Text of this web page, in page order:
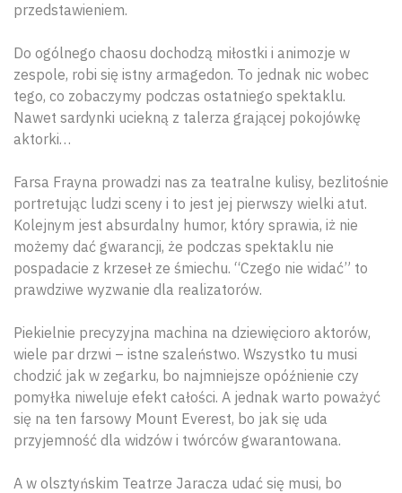
przedstawieniem.
Do ogólnego chaosu dochodzą miłostki i animozje w
zespole, robi się istny armagedon. To jednak nic wobec
tego, co zobaczymy podczas ostatniego spektaklu.
Nawet sardynki uciekną z talerza grającej pokojówkę
aktorki…
Farsa Frayna prowadzi nas za teatralne kulisy, bezlitośnie
portretując ludzi sceny i to jest jej pierwszy wielki atut.
Kolejnym jest absurdalny humor, który sprawia, iż nie
możemy dać gwarancji, że podczas spektaklu nie
pospadacie z krzeseł ze śmiechu. “Czego nie widać” to
prawdziwe wyzwanie dla realizatorów.
Piekielnie precyzyjna machina na dziewięcioro aktorów,
wiele par drzwi – istne szaleństwo. Wszystko tu musi
chodzić jak w zegarku, bo najmniejsze opóźnienie czy
pomyłka niweluje efekt całości. A jednak warto poważyć
się na ten farsowy Mount Everest, bo jak się uda
przyjemność dla widzów i twórców gwarantowana.
A w olsztyńskim Teatrze Jaracza udać się musi, bo